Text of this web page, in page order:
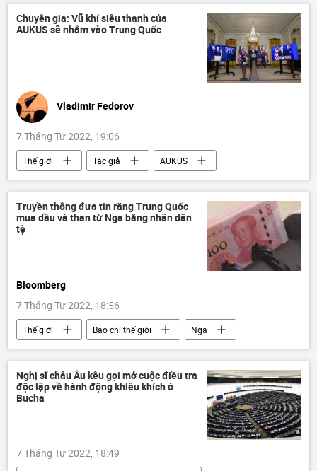
Chuyên gia: Vũ khí siêu thanh của
AUKUS sẽ nhắm vào Trung Quốc
Vladimir Fedorov
7 Tháng Tư 2022, 19:06
Thế giới Tác giả
AUKUS
Trung Quốc
Nhật Bản
Hoa Kỳ
Australia
Anh Quân sự
Truyền thông đưa tin rằng Trung Quốc
mua dầu và than từ Nga bằng nhân dân
tệ
Bloomberg
7 Tháng Tư 2022, 18:56
Thế giới Báo chí thế giới
Nga
Trung Quốc
dầu mỏ than
Nghị sĩ châu Âu kêu gọi mở cuộc điều tra
độc lập về hành động khiêu khích ở
Bucha
7 Tháng Tư 2022, 18:49